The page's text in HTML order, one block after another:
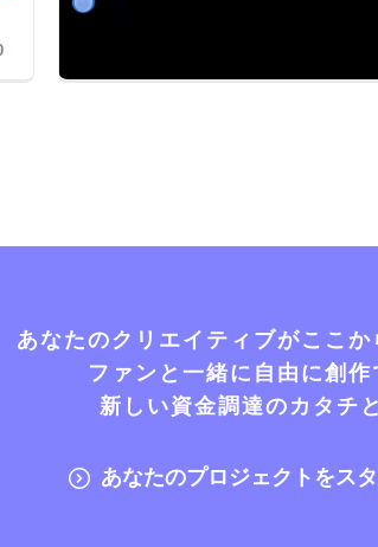
あなたのクリエイティブがここ
ファンと一緒に自由に創作
新しい資金調達のカタチ
あなたのプロジェクトをス